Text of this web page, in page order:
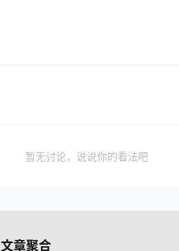
暂无讨论，说说你的看法吧
文章聚合